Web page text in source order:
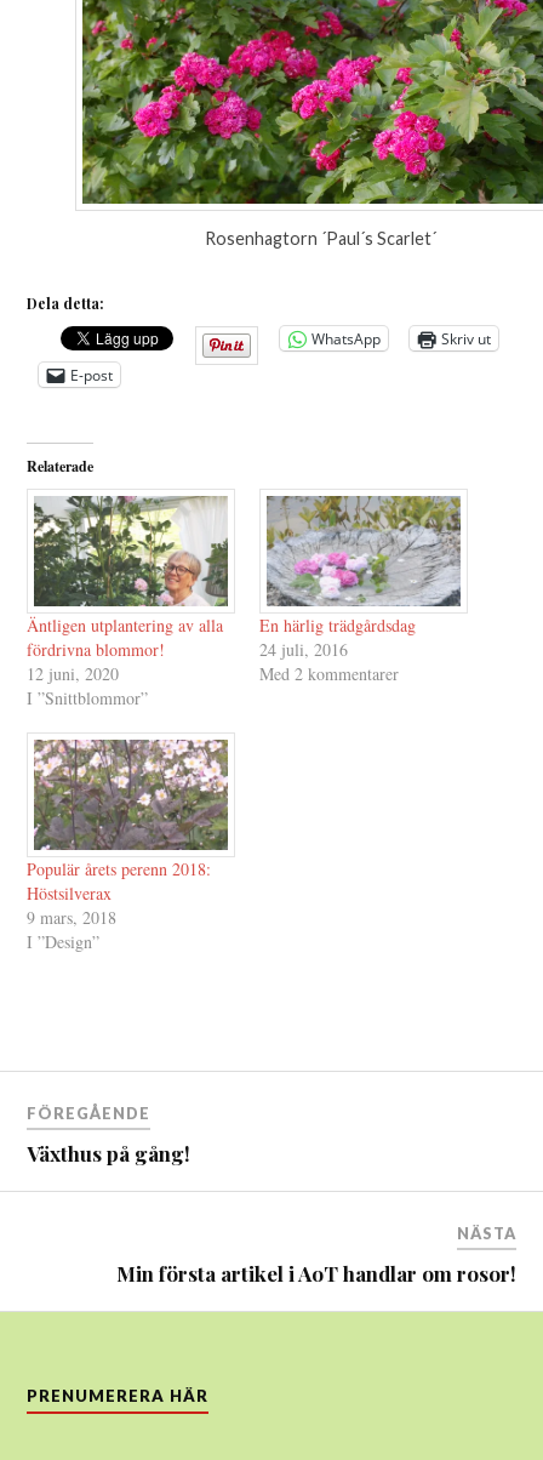
Rosenhagtorn ´Paul´s Scarlet´
Dela detta:
WhatsApp
Skriv ut
E-post
Relaterade
Äntligen utplantering av alla
fördrivna blommor!
12 juni, 2020
I ”Snittblommor”
En härlig trädgårdsdag
24 juli, 2016
Med 2 kommentarer
Populär årets perenn 2018:
Höstsilverax
9 mars, 2018
I ”Design”
Inläggsnavigering
FÖREGÅENDE
Växthus på gång!
NÄSTA
Min första artikel i AoT handlar om rosor!
PRENUMERERA HÄR